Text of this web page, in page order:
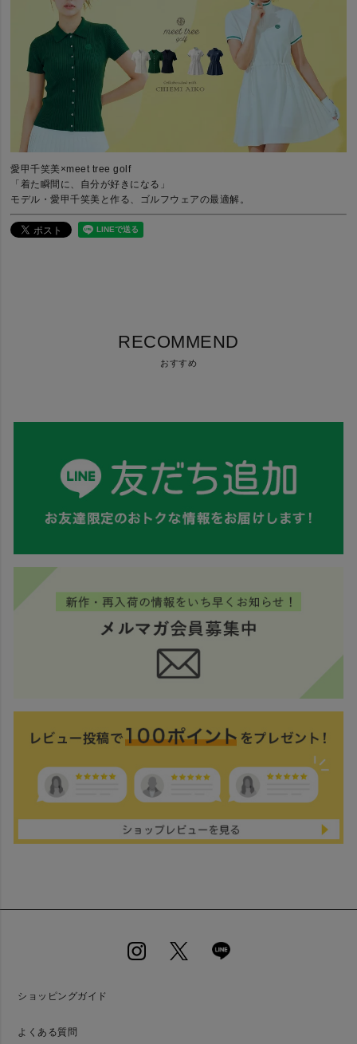
愛甲千笑美×meet tree golf
「着た瞬間に、自分が好きになる」
モデル・愛甲千笑美と作る、ゴルフウェアの最適解。
RECOMMEND
おすすめ
ショッピングガイド
よくある質問